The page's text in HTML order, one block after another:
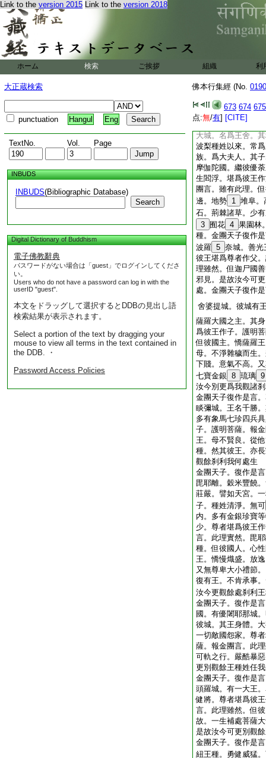
Link to the version 2015 Link to the version 2018
ホーム 検索 ご挨拶 組織 利
大正蔵検索
punctuation Hangul Eng
TextNo. Vol. Page
INBUDS
INBUDS(Bibliographic Database)
Search
Digital Dictionary of Buddhism
電子佛教辭典
パスワードがない場合は「guest」でログインしてくださ
い。
Users who do not have a password can log in with the
userID "guest".
本文をドラッグして選択するとDDBの見出し語
検索結果が表示されます。
Select a portion of the text by dragging your
mouse to view all terms in the text contained in
the DDB. ・
Password Access Policies
佛本行集經 (No.
673 674 675
点:無/有] [CITE]
昔已來。數曾下到
團言。金團天子。
彼城邑聚落諸王種
金團天子報言。尊
國境界之内。是昔
菩提處。尊者護明
南岸。有於一山。
處名毘闍羅。亦名
共相圍繞。以爲眷
摩尼寶。中有聚落
大城。名爲王舍。
波梨種姓以來。常
族。爲大夫人。其
摩伽陀國。繼彼優
生閻浮。堪爲彼王
團言。雖有此理。
邊。地勢 1 堆阜。
石。荊棘諸草。少
3
囿花 4 果園林
種。金團天子復作
波羅 5 奈城。善光
彼王堪爲尊者作父
理雖然。但迦尸國
邪見。是故汝今可
處。金團天子復作
舍婆提城。彼城有
薩羅大國之主。其
爲彼王作子。護明
但彼國主。憍薩羅
母。不淨雜穢而生
下賤。意氣不高。
七寶金銀 8 琉璃 9
汝今別更爲我觀諸
金團天子復作是言
睒彌城。王名千勝
多有象馬七珍四兵
子。護明菩薩。報
王。母不賢良。從
種。然其彼王。亦
觀餘刹利我何處生
金團天子。復作是
毘耶離。穀米豐饒
莊嚴。譬如天宮。
子。種姓清淨。無可
内。多有金銀珍寶
少。尊者堪爲彼王
言。此理實然。毘
種。但彼國人。心
王。憍慢熾盛。放
又無尊卑大小禮節
復有王。不肯承事
汝今更觀餘處刹利
金團天子。復作是
國。有優闍耶那城
彼城。其王身體。
一切敵國怨家。尊
薩。報金團言。此
可軌之行。嚴酷暴
更別觀餘王種姓任
金團天子。復作是
頭羅城。有一大王
健將。尊者堪爲彼
言。此理雖然。但
故。一生補處菩薩
是故汝今可更別觀
金團天子。復作是
紐王種。勇健威猛